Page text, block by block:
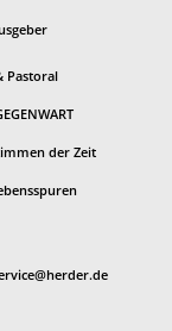
Pastoral
der Zeit